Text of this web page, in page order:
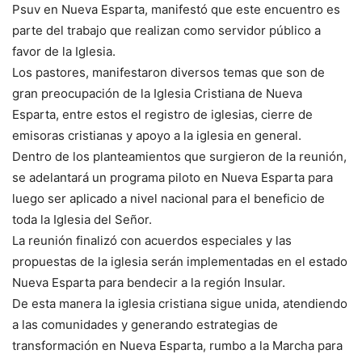
Psuv en Nueva Esparta, manifestó que este encuentro es
parte del trabajo que realizan como servidor público a
favor de la Iglesia.
Los pastores, manifestaron diversos temas que son de
gran preocupación de la Iglesia Cristiana de Nueva
Esparta, entre estos el registro de iglesias, cierre de
emisoras cristianas y apoyo a la iglesia en general.
Dentro de los planteamientos que surgieron de la reunión,
se adelantará un programa piloto en Nueva Esparta para
luego ser aplicado a nivel nacional para el beneficio de
toda la Iglesia del Señor.
La reunión finalizó con acuerdos especiales y las
propuestas de la iglesia serán implementadas en el estado
Nueva Esparta para bendecir a la región Insular.
De esta manera la iglesia cristiana sigue unida, atendiendo
a las comunidades y generando estrategias de
transformación en Nueva Esparta, rumbo a la Marcha para